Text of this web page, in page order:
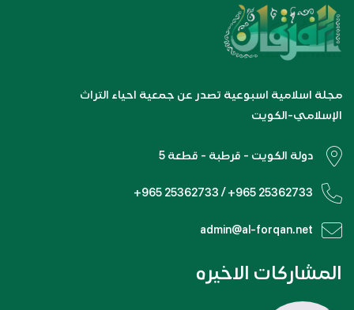
مجلة اسلامية اسبوعية تصدر عن جمعية احياء التراث
الإسلامي-الكويت
دولة الكويت - قرطبة - قطعة 5
+965 25362733 / +965 25362733
admin@al-forqan.net
المشاركات الاخيره